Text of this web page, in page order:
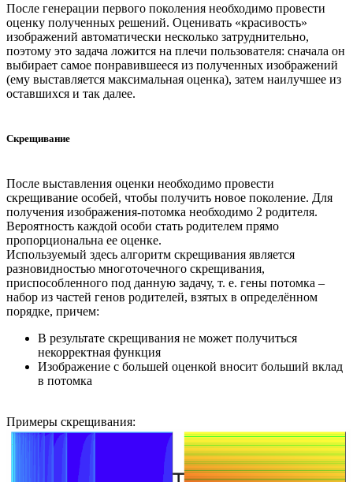
После генерации первого поколения необходимо провести
оценку полученных решений. Оценивать «красивость»
изображений автоматически несколько затруднительно,
поэтому это задача ложится на плечи пользователя: сначала он
выбирает самое понравившееся из полученных изображений
(ему выставляется максимальная оценка), затем наилучшее из
оставшихся и так далее.
Скрещивание
После выставления оценки необходимо провести
скрещивание особей, чтобы получить новое поколение. Для
получения изображения-потомка необходимо 2 родителя.
Вероятность каждой особи стать родителем прямо
пропорциональна ее оценке.
Используемый здесь алгоритм скрещивания является
разновидностью многоточечного скрещивания,
приспособленного под данную задачу, т. е. гены потомка –
набор из частей генов родителей, взятых в определённом
порядке, причем:
В результате скрещивания не может получиться
некорректная функция
Изображение с большей оценкой вносит больший вклад
в потомка
Примеры скрещивания: